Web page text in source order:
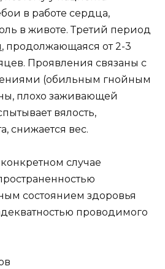
в работе сердца,
в животе. Третий период
, продолжающаяся от 2-3
Проявления связаны с
(обильным гнойным
плохо заживающей
вялость,
снижается вес.
случае
состоянием здоровья
проводимого